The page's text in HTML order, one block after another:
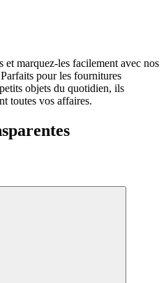
et marquez-les facilement avec nos
pour les fournitures
objets du quotidien, ils
toutes vos affaires.
idéales pour un marquage
de choisir une couleur
mini autocollants
mini autocollants peuvent
adhérer parfaitement. Pour une